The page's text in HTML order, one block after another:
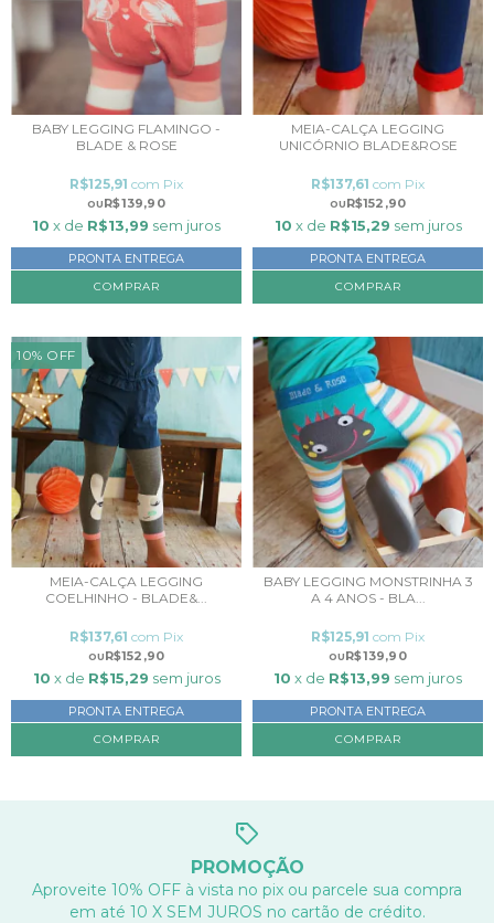
BABY LEGGING FLAMINGO -
BLADE & ROSE
R$139,90
R$125,91 com Pix
10 x de R$13,99 sem juros
PRONTA ENTREGA
COMPRAR
MEIA-CALÇA LEGGING
UNICÓRNIO BLADE&ROSE
R$152,90
R$137,61 com Pix
10 x de R$15,29 sem juros
PRONTA ENTREGA
COMPRAR
10% OFF
MEIA-CALÇA LEGGING
COELHINHO - BLADE&...
R$152,90
R$137,61 com Pix
10 x de R$15,29 sem juros
PRONTA ENTREGA
COMPRAR
BABY LEGGING MONSTRINHA 3
A 4 ANOS - BLA...
R$139,90
R$125,91 com Pix
10 x de R$13,99 sem juros
PRONTA ENTREGA
PROMOÇÃO
Aproveite 10% OFF à vista no pix ou parcele sua compra
em até 10 X SEM JUROS no cartão de crédito.